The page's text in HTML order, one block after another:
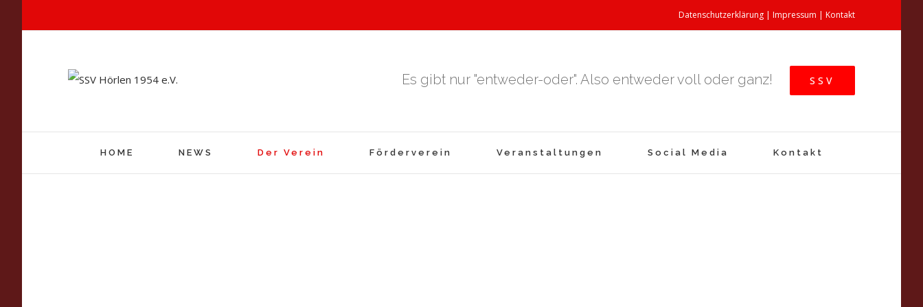
Datenschutzerklärung | Impressum | Kontakt
Es gibt nur "entweder-oder". Also entweder voll oder ganz! SSV
HOME NEWS Der Verein Förderverein Veranstaltungen Social Media Kontakt